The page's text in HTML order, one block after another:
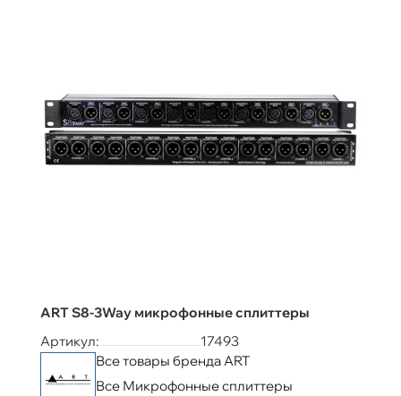
ART S8-3Way микрофонные сплиттеры
Артикул:
17493
Все товары бренда ART
Все Микрофонные сплиттеры